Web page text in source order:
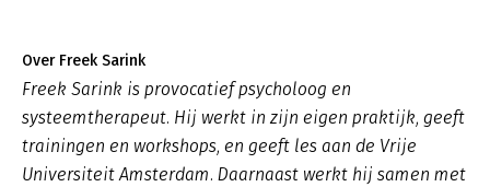
Over Freek Sarink
Freek Sarink is provocatief psycholoog en
systeemtherapeut. Hij werkt in zijn eigen praktijk, geeft
trainingen en workshops, en geeft les aan de Vrije
Universiteit Amsterdam. Daarnaast werkt hij samen met